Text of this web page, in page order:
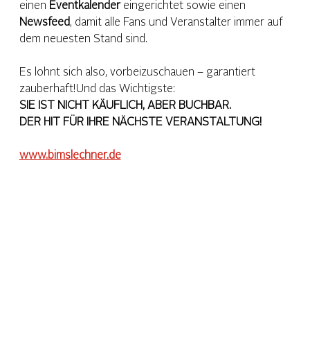
einen Eventkalender eingerichtet sowie einen
Newsfeed, damit alle Fans und Veranstalter immer auf
dem neuesten Stand sind.
Es lohnt sich also, vorbeizuschauen – garantiert
zauberhaft!Und das Wichtigste:
SIE IST NICHT KÄUFLICH, ABER BUCHBAR.
DER HIT FÜR IHRE NÄCHSTE VERANSTALTUNG!
www.bimslechner.de